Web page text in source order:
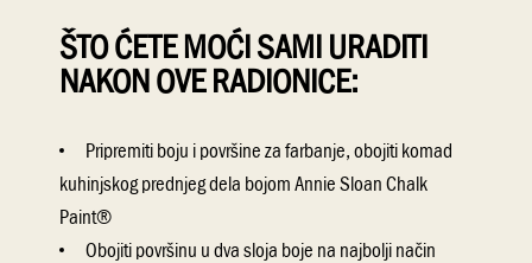
ŠTO ĆETE MOĆI SAMI URADITI
NAKON OVE RADIONICE:
Pripremiti boju i površine za farbanje, obojiti komad
kuhinjskog prednjeg dela bojom Annie Sloan Chalk
Paint®
Obojiti površinu u dva sloja boje na najbolji način